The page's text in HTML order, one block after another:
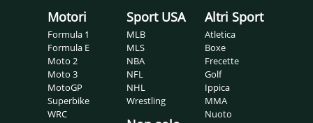
Motori
Formula 1
Formula E
Moto 2
Moto 3
MotoGP
Superbike
WRC
Sport USA
MLB
MLS
NBA
NFL
NHL
Wrestling
Altri Sport
Atletica
Boxe
Frecette
Golf
Ippica
MMA
Nuoto